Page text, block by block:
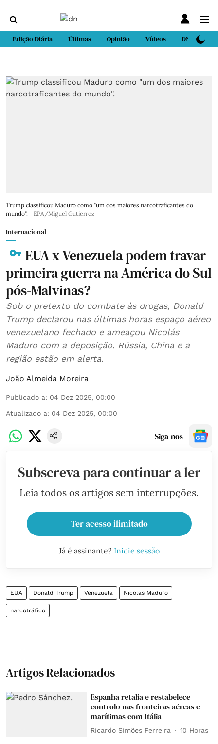
Edição Diária Últimas Opinião Vídeos DN Sport
Trump classificou Maduro como "um dos maiores narcotraficantes do
mundo".
EPA/Miguel Gutierrez
Internacional
EUA x Venezuela podem travar
primeira guerra na América do Sul
pós-Malvinas?
Sob o pretexto do combate às drogas, Donald
Trump declarou nas últimas horas espaço aéreo
venezuelano fechado e ameaçou Nicolás
Maduro com a deposição. Rússia, China e a
região estão em alerta.
João Almeida Moreira
Publicado a: 04 Dez 2025, 00:00
Atualizado a: 04 Dez 2025, 00:00
Siga-nos
Subscreva para continuar a ler
Leia todos os artigos sem interrupções.
Ter acesso ilimitado
Já é assinante? Inicie sessão
EUA Donald Trump Venezuela Nicolás Maduro
narcotráfico
Artigos Relacionados
Espanha retalia e restabelece
controlo nas fronteiras aéreas e
marítimas com Itália
Ricardo Simões Ferreira 10 Horas